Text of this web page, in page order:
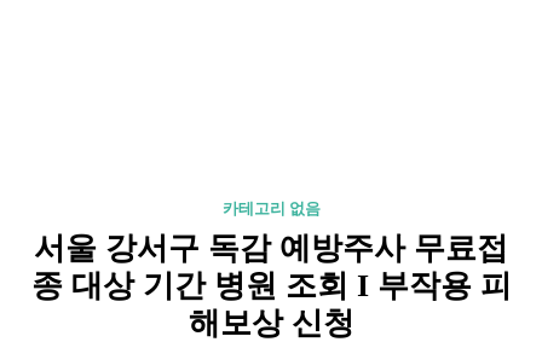
카테고리 없음
서울 강서구 독감 예방주사 무료접
종 대상 기간 병원 조회 I 부작용 피
해보상 신청